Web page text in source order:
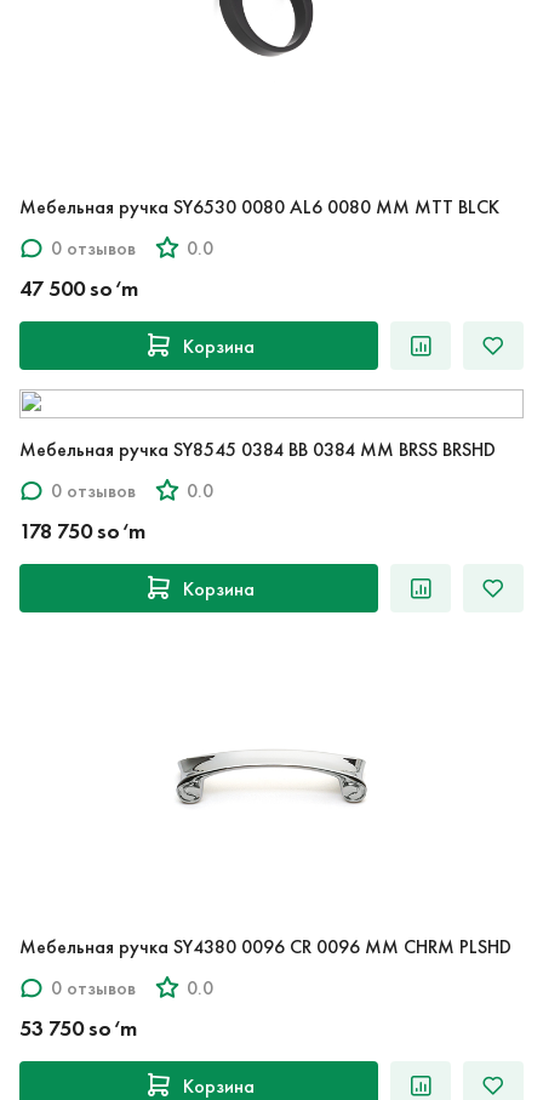
Мебельная ручка SY6530 0080 AL6 0080 MM MTT BLCK
0 отзывов
0.0
47 500 so‘m
Корзина
Мебельная ручка SY8545 0384 BB 0384 MM BRSS BRSHD
0 отзывов
0.0
178 750 so‘m
Корзина
Мебельная ручка SY4380 0096 CR 0096 MM CHRM PLSHD
0 отзывов
0.0
53 750 so‘m
Корзина